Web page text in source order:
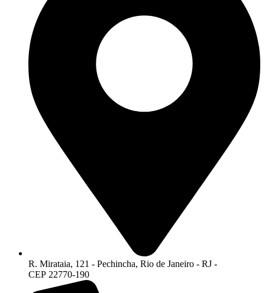
R. Mirataia, 121 - Pechincha, Rio de Janeiro - RJ -
CEP 22770-190